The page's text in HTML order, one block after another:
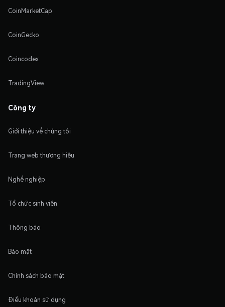
CoinMarketCap
CoinGecko
Coincodex
TradingView
Công ty
Giới thiệu về chúng tôi
Trang web thương hiệu
Nghề nghiệp
Tổ chức sinh viên
Thông báo
Bảo mật
Chính sách bảo mật
Điều khoản sử dụng